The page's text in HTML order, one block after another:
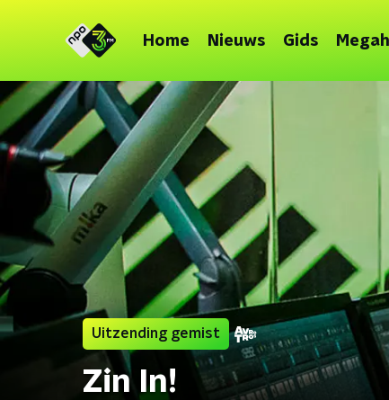
Home Nieuws Gids
Uitzending gemist
Zin In!